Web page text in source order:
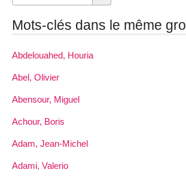
Mots-clés dans le même
Abdelouahed, Houria
Abel, Olivier
Abensour, Miguel
Achour, Boris
Adam, Jean-Michel
Adami, Valerio